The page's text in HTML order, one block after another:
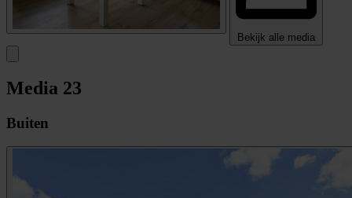
Bekijk alle media
Media 23
Buiten